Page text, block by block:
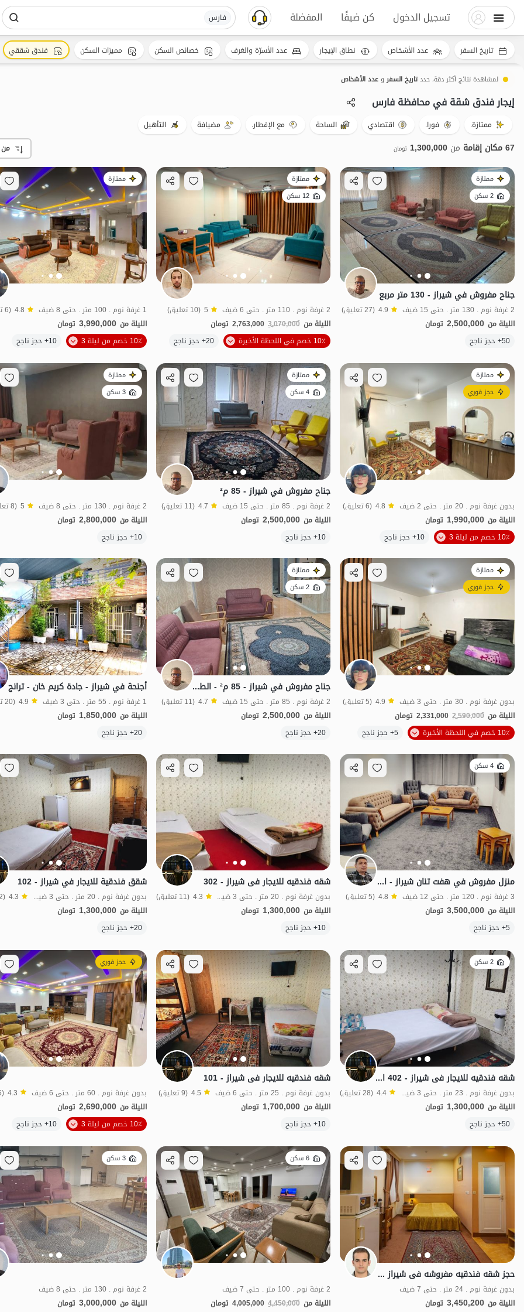
تسجيل الدخول كن ضيفًا المفضلة فارس
لمشاهدة نتائج أكثر دقة، حددتاريخ السفروعدد الأشخاص
إيجار فندق شقة في محافظة فارس
ممتازة. فورا. اقتصادي الساحة مع الإفطار. مضيافة التأهيل
67 مكان إقامة من 1,300,000 تومان
ممتازة
2 سكن
جناح مفروش في شيراز - 130 متر مربع
2 غرفة نوم . 130 متر . حتى 15 ضيف 4.9 (27 تعليق)
الليلة من 2,500,000 تومان
50+ حجز ناجح
الموقع على الخريطة
ممتازة
12 سكن
2 غرفة نوم . 110 متر . حتى 6 ضيف 5 (10 تعليق)
الليلة من 3,070,000
2,763,000 تومان
10٪ خصم في اللحظة الأخيرة
20+ حجز ناجح مناسبة لإعادة التأهيل
ممتازة
1 غرفة نوم . 100 متر . حتى 8 ضيف 4.8 (6 تعليق)
الليلة من 3,990,000 تومان
10٪ خصم من ليلة 3
10+ حجز ناجح
ممتازة
حجز فوري
بدون غرفة نوم . 20 متر . حتى 2 ضيف 4.8 (6 تعليق)
الليلة من 1,990,000 تومان
10٪ خصم من ليلة 3
10+ حجز ناجح الموقع على الخريطة
ممتازة
4 سكن
جناح مفروش في شيراز - 85 م²
2 غرفة نوم . 85 متر . حتى 15 ضيف 4.7 (11 تعليق)
الليلة من 2,500,000 تومان
10+ حجز ناجح
الموقع على الخريطة
ممتازة
3 سكن
2 غرفة نوم . 130 متر . حتى 8 ضيف 5 (8 تعليق)
الليلة من 2,800,000 تومان
10+ حجز ناجح
ممتازة
حجز فوري
بدون غرفة نوم . 30 متر . حتى 3 ضيف 4.9 (5 تعليق)
الليلة من 2,590,000
2,331,000 تومان
10٪ خصم في اللحظة الأخيرة
5+ حجز ناجح الموقع على الخريطة
ممتازة
2 سكن
جناح مفروش في شيراز - 85 م² - الطابق 3
2 غرفة نوم . 85 متر . حتى 15 ضيف 4.7 (11 تعليق)
الليلة من 2,500,000 تومان
20+ حجز ناجح
الموقع على الخريطة
أجنحة في شيراز - جادة كريم خان - ترانج
1 غرفة نوم . 55 متر . حتى 3 ضيف 4.9 (20 تعليق)
الليلة من 1,850,000 تومان
20+ حجز ناجح
4 سكن
منزل مفروش في هفت تنان شيراز - الطوابق من 1 إلى 4 - نوع 2
3 غرفة نوم . 120 متر . حتى 12 ضيف 4.8 (5 تعليق)
الليلة من 3,500,000 تومان
5+ حجز ناجح
مناسبة لإعادة التأهيل الموقع على الخريطة
شقه فندقیه للایجار فی شیراز - 302
بدون غرفة نوم . 20 متر . حتى 3 ضيف 4.3 (11 تعليق)
الليلة من 1,300,000 تومان
10+ حجز ناجح
اقتصادي
شقق فندقية للايجار في شيراز - 102
بدون غرفة نوم . 20 متر . حتى 3 ضيف 4.3 (12 تعليق)
الليلة من 1,300,000 تومان
20+ حجز ناجح
2 سكن
شقه فندقیه للایجار فی شیراز - 402 او 401
بدون غرفة نوم . 23 متر . حتى 3 ضيف 4.4 (28 تعليق)
الليلة من 1,300,000 تومان
50+ حجز ناجح
اقتصادي الموقع على الخريطة
شقه فندقیه للایجار فی شیراز - 101
بدون غرفة نوم . 25 متر . حتى 6 ضيف 4.5 (9 تعليق)
الليلة من 1,700,000 تومان
10+ حجز ناجح
الموقع على الخريطة
حجز فوري
بدون غرفة نوم . 60 متر . حتى 6 ضيف 4.3 (5 تعليق)
الليلة من 2,690,000 تومان
10٪ خصم من ليلة 3
10+ حجز ناجح
حجز شقه فندقیه مفروشه فی شیراز - جناح مزدوج
بدون غرفة نوم . 24 متر . حتى 7 ضيف
الليلة من 3,450,200 تومان
6 سكن
2 غرفة نوم . 100 متر . حتى 7 ضيف
الليلة من 4,450,000
4,005,000 تومان
3 سكن
2 غرفة نوم . 130 متر . حتى 8 ضيف
الليلة من 3,000,000 تومان
تاريخ السفر عدد الأشخاص نطاق الإيجار عدد الأسرّة والغرف خصائص السكن مميزات السكن فندق شققي